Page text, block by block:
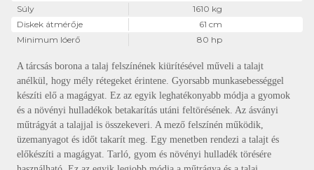
Súly
1610 kg
Diskek átmérője
61 cm
Minimum lóerő
80 hp
A tárcsás borona a talaj felszínének kiürítésével műveli a talajt
anélkül, hogy mély rétegeket érintene. Gyorsabb munkasebességgel
készíti elő a magágyat. Ez az egyik leghatékonyabb módja a gyomok
és a növényi hulladékok betakarítás utáni feltörésének. Az ásványi
műtrágyát a talajjal is összekeveri. A mező felszínén működik,
üzemanyagot és időt takarít meg. Egy menetben rendezi a talajt és
előkészíti a magágyat. Tarló, gyom és növényi hulladék törésére